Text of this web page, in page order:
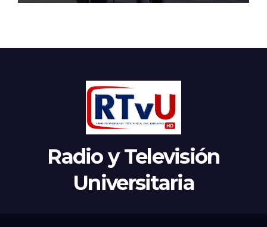
Radio y Televisión
Universitaria